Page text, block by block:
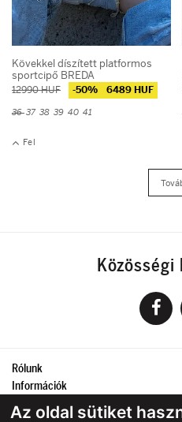
Az oldal sütiket
Kövekkel díszített platformos
sportcipő BREDA
12990 HUF -50% 6489 HUF
3637 38 39 40 41
Fel
Közösségi
Rólunk
Információk
Kapcsolat